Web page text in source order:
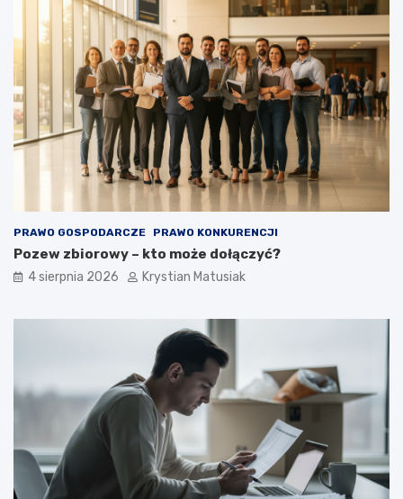
PRAWO GOSPODARCZE PRAWO KONKURENCJI
Pozew zbiorowy – kto może dołączyć?
4 sierpnia 2026 Krystian Matusiak